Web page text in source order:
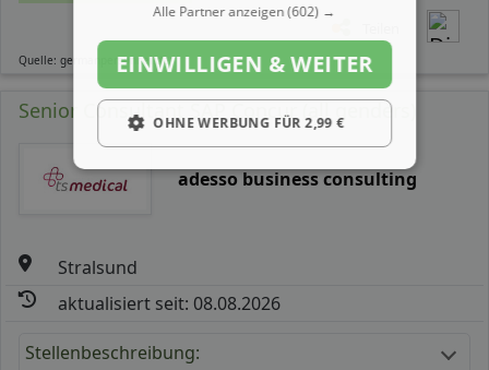
Quelle: germanpersonnel.de
Senior Consultant SAP Concur (all genders)
adesso business consulting
Stralsund
aktualisiert seit: 08.08.2026
Stellenbeschreibung:
Alle Partner anzeigen(602) →
EINWILLIGEN & WEITER
OHNE WERBUNG FÜR 2,99 €